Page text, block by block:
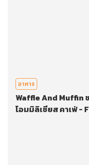
อาหาร
Waffle And Muffin
โอมมิลิเชียส คาเฟ่ -